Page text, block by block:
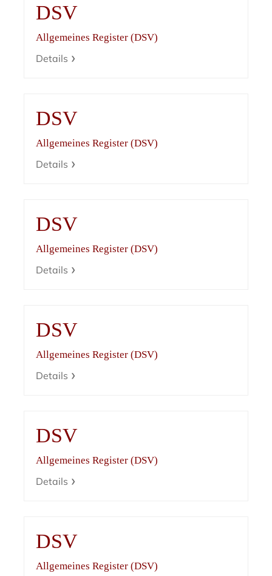
DSV
Allgemeines Register (DSV)
Details
DSV
Allgemeines Register (DSV)
Details
DSV
Allgemeines Register (DSV)
Details
DSV
Allgemeines Register (DSV)
Details
DSV
Allgemeines Register (DSV)
Details
DSV
Allgemeines Register (DSV)